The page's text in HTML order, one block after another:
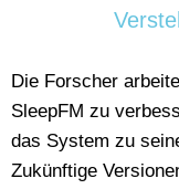
Die Forscher
SleepFM zu
das System zu
Zukünftige